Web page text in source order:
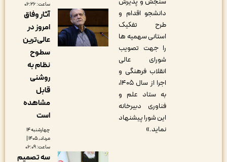
دانشجو اقدام و
طرح تفکیک
استانی سهمیه ها
را جهت تصویب
شورای عالی
انقلاب فرهنگی و
اجرا از سال ۱۴۰۵،
به ستاد علم و
فناوری دبیرخانه
این شورا پیشنهاد
آثار وفاق
امروز در
عالی‌ترین
نظام به
مشاهده
چهارشنبه ۱۴
مرداد, ۱۴۰۵ |
سه تصمیم